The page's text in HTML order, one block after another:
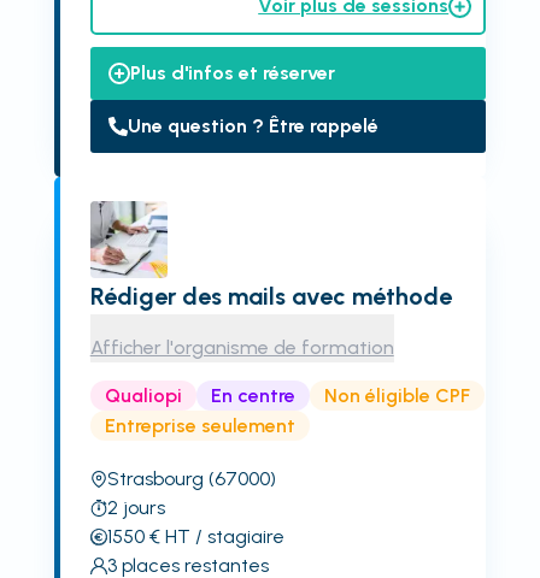
Voir plus de sessions
Plus d'infos et réserver
Une question ? Être rappelé
Rédiger des mails avec méthode
Afficher l'organisme de formation
Qualiopi En centre
Non éligible CPF
Entreprise seulement
Strasbourg (67000)
2 jours
1550€ HT / stagiaire
3 places restantes